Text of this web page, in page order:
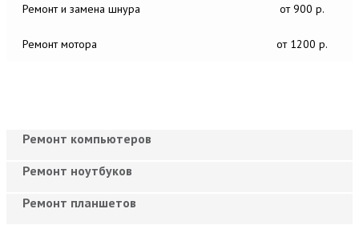
Ремонт и замена шнура от 900 р.
Ремонт мотора от 1200 р.
Ремонт компьютеров
Ремонт ноутбуков
Ремонт планшетов